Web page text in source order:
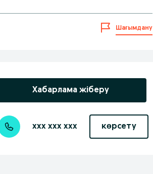
Шағымдану
Хабарлама жіберу
xxx xxx xxx көрсету